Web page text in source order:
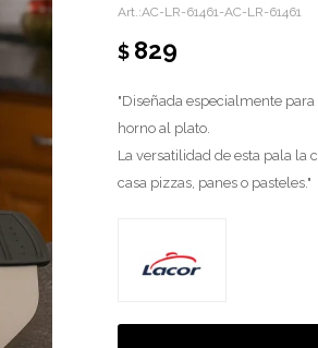
AC-LR-61461-AC-LR-61461
$ 829
"Diseñada especialmente
horno al plato.
La versatilidad de esta pala la
casa pizzas, panes o pasteles."